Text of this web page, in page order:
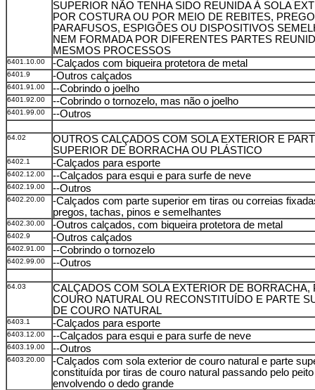
SUPERIOR NÃO TENHA SIDO REUNIDA À SOLA
POR COSTURA OU POR MEIO DE REBITES,
PARAFUSOS, ESPIGÕES OU DISPOSITIVOS
NEM FORMADA POR DIFERENTES PARTES
MESMOS PROCESSOS
6401.10.00 -Calçados com biqueira protetora de metal
6401.9 -Outros calçados
6401.91.00 --Cobrindo o joelho
6401.92.00 --Cobrindo o tornozelo, mas não o joelho
6401.99.00 --Outros
64.02
OUTROS CALÇADOS COM SOLA EXTERIOR E
SUPERIOR DE BORRACHA OU PLÁSTICO
6402.1 -Calçados para esporte
6402.12.00 --Calçados para esqui e para surfe de neve
6402.19.00 --Outros
6402.20.00
-Calçados com parte superior em tiras ou correias
pregos, tachas, pinos e semelhantes
6402.30.00 -Outros calçados, com biqueira protetora de metal
6402.9 -Outros calçados
6402.91.00 --Cobrindo o tornozelo
6402.99.00 --Outros
64.03
CALÇADOS COM SOLA EXTERIOR DE BORRACHA,
COURO NATURAL OU RECONSTITUÍDO E PARTE
DE COURO NATURAL
6403.1 -Calçados para esporte
6403.12.00 --Calçados para esqui e para surfe de neve
6403.19.00 --Outros
6403.20.00
-Calçados com sola exterior de couro natural e parte
constituída por tiras de couro natural passando pelo
envolvendo o dedo grande